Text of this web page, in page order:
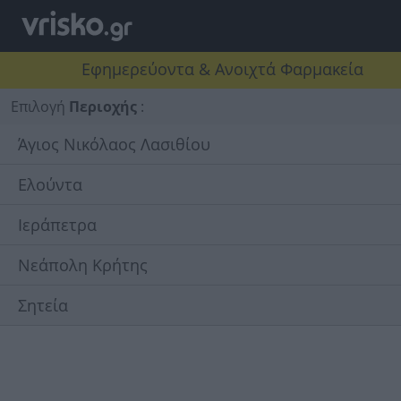
Εφημερεύοντα & Ανοιχτά Φαρμακεία
Επιλογή Περιοχής :
Άγιος Νικόλαος Λασιθίου
Ελούντα
Ιεράπετρα
Νεάπολη Κρήτης
Σητεία